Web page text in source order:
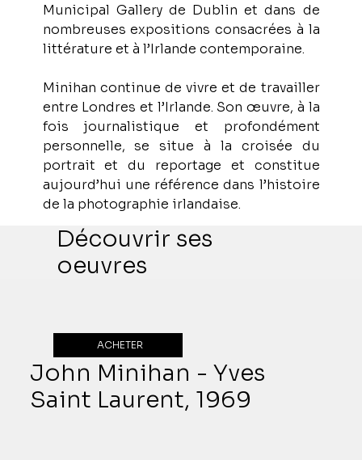
Municipal Gallery de Dublin et dans de
nombreuses expositions consacrées à la
littérature et à l’Irlande contemporaine.
Minihan continue de vivre et de travailler
entre Londres et l’Irlande. Son œuvre, à la
fois journalistique et profondément
personnelle, se situe à la croisée du
portrait et du reportage et constitue
aujourd’hui une référence dans l’histoire
de la photographie irlandaise.
Découvrir ses
oeuvres
John Minihan - Yves
Saint Laurent, 1969
ACHETER